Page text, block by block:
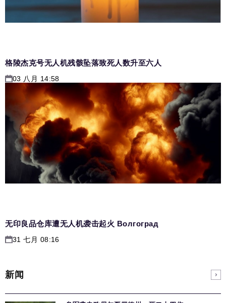
格陵杰克号无人机残骸坠落致死人数升至六人
03 八月 14:58
无印良品仓库遭无人机袭击起火 Волгоград
31 七月 08:16
新闻